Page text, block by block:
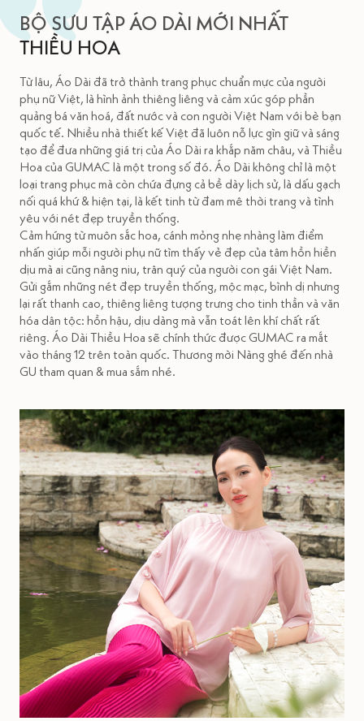
BỘ SƯU TẬP ÁO DÀI MỚI NHẤT
THIỀU HOA
Từ lâu, Áo Dài đã trở thành trang phục chuẩn mực của người
phụ nữ Việt, là hình ảnh thiêng liêng và cảm xúc góp phần
quảng bá văn hoá, đất nước và con người Việt Nam với bè bạn
quốc tế. Nhiều nhà thiết kế Việt đã luôn nỗ lực gìn giữ và sáng
tạo để đưa những giá trị của Áo Dài ra khắp năm châu, và Thiều
Hoa của GUMAC là một trong số đó. Áo Dài không chỉ là một
loại trang phục mà còn chứa đựng cả bề dày lịch sử, là dấu gạch
nối quá khứ & hiện tại, là kết tinh từ đam mê thời trang và tình
yêu với nét đẹp truyền thống.
Cảm hứng từ muôn sắc hoa, cánh mỏng nhẹ nhàng làm điểm
nhấn giúp mỗi người phụ nữ tìm thấy vẻ đẹp của tâm hồn hiền
dịu mà ai cũng nâng niu, trân quý của người con gái Việt Nam.
Gửi gắm những nét đẹp truyền thống, mộc mạc, bình dị nhưng
lại rất thanh cao, thiêng liêng tượng trưng cho tinh thần và văn
hóa dân tộc: hồn hậu, dịu dàng mà vẫn toát lên khí chất rất
riêng. Áo Dài Thiều Hoa sẽ chính thức được GUMAC ra mắt
vào tháng 12 trên toàn quốc. Thương mời Nàng ghé đến nhà
GU tham quan & mua sắm nhé.